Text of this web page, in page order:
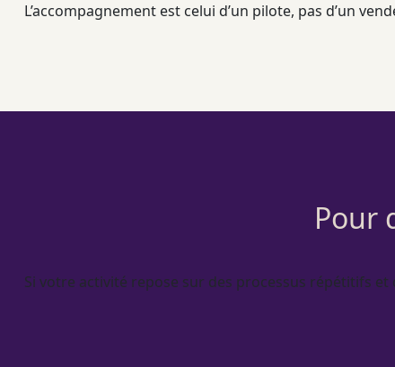
L’accompagnement est celui d’un pilote, pas d’un
Pour
Si votre activité repose sur des processus répétitifs et